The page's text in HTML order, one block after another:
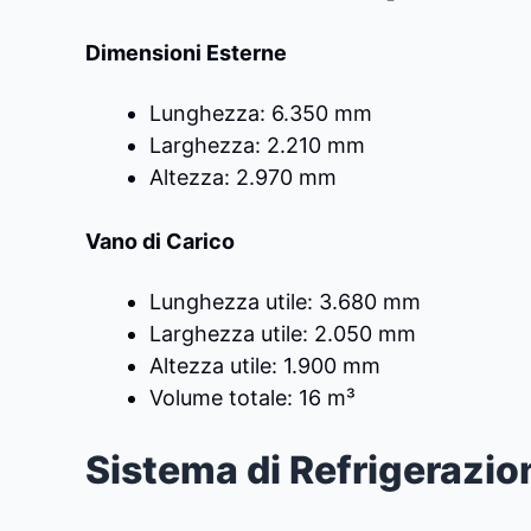
Dimensioni Esterne
Lunghezza: 6.350 mm
Larghezza: 2.210 mm
Altezza: 2.970 mm
Vano di Carico
Lunghezza utile: 3.680 mm
Larghezza utile: 2.050 mm
Altezza utile: 1.900 mm
Volume totale: 16 m³
Sistema di